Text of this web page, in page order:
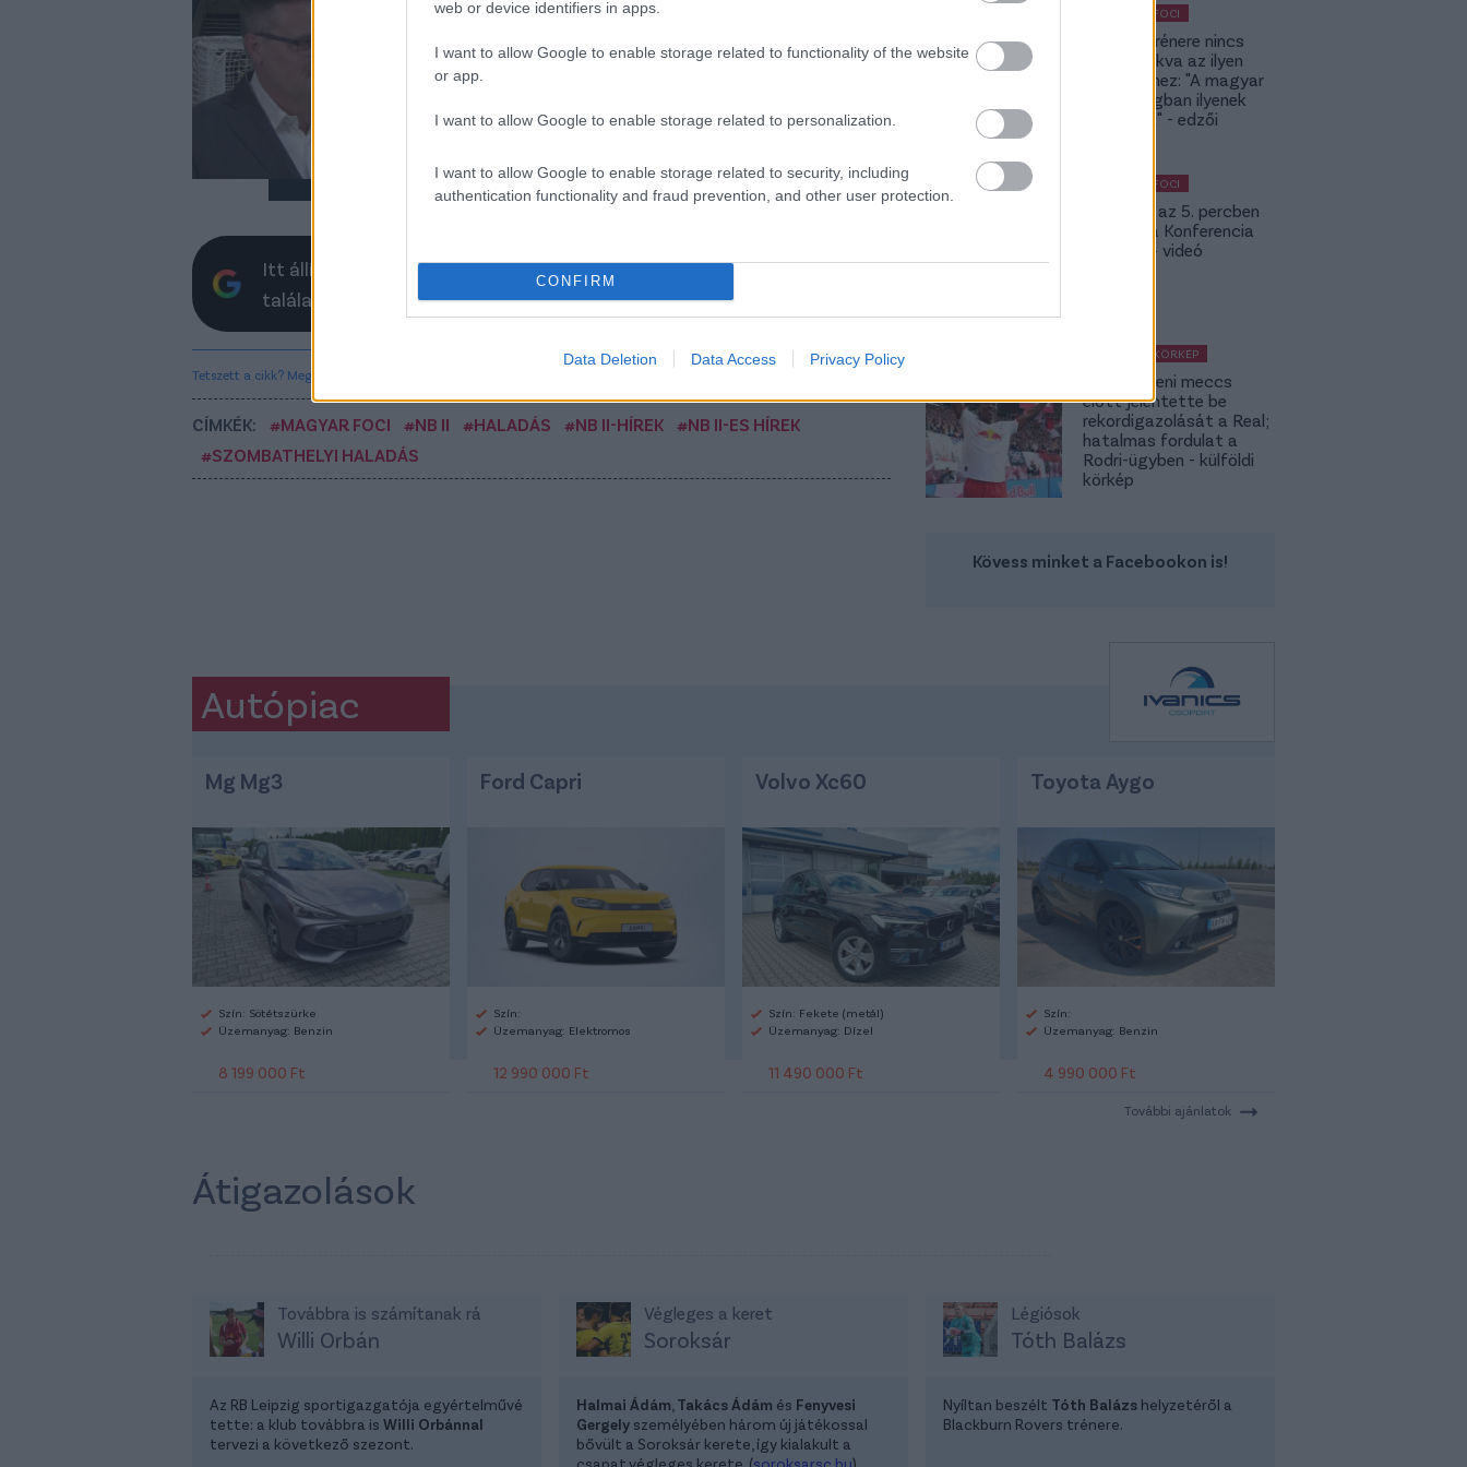
web or device identifiers in apps.
I want to allow Google to enable storage related to functionality of the website
or app.
I want to allow Google to enable storage related to personalization.
I want to allow Google to enable storage related to security, including
authentication functionality and fraud prevention, and other user protection.
CONFIRM
Data Deletion Data Access Privacy Policy
"Fellebbezni fogunk és küzdünk a 105
éves klubunkért"
A Futsal Magyar Kupa-döntő szünetében adott
interjút.
Elolvasom
Itt állíthatod be, hogy a Csakfoci az elsők között legyen a Google-
találatokban
Tetszett a cikk? Megosztanád?
CÍMKÉK: #MAGYAR FOCI #NB II #HALADÁS #NB II-HÍREK
#NB II-ES HÍREK
#SZOMBATHELYI HALADÁS
KÜLFÖLDI FOCI
A DVSC trénere nincs
hozzászokva az ilyen
meccsekhez: "A magyar
bajnokságban ilyenek
nincsenek" - edzői
KÜLFÖLDI FOCI
Bolla már az 5. percben
betalált a Konferencia
Ligában – videó
KÜLFÖLDI KÖRKÉP
A Fradi elleni meccs
előtt jelentette be
rekordigazolását a Real;
hatalmas fordulat a
Rodri-ügyben - külföldi
körkép
Kövess minket a Facebookon is!
Autópiac
Mg Mg3
Szín: Sötétszürke
Üzemanyag: Benzin
8 199 000 Ft
Ford Capri
Szín:
Üzemanyag: Elektromos
12 990 000 Ft
Volvo Xc60
Szín: Fekete (metál)
Üzemanyag: Dízel
11 490 000 Ft
Toyota Aygo
Szín:
Üzemanyag: Benzin
4 990 000 Ft
További ajánlatok
Átigazolások
Továbbra is számítanak rá
Willi Orbán
Az RB Leipzig sportigazgatója egyértelművé
tette: a klub továbbra is Willi Orbánnal
tervezi a következő szezont.
Végleges a keret
Soroksár
Halmai Ádám, Takács Ádám és Fenyvesi
Gergely személyében három új játékossal
bővült a Soroksár kerete, így kialakult a
csapat végleges kerete. (soroksarsc.hu)
Légiósok
Tóth Balázs
Nyíltan beszélt Tóth Balázs helyzetéről a
Blackburn Rovers trénere.